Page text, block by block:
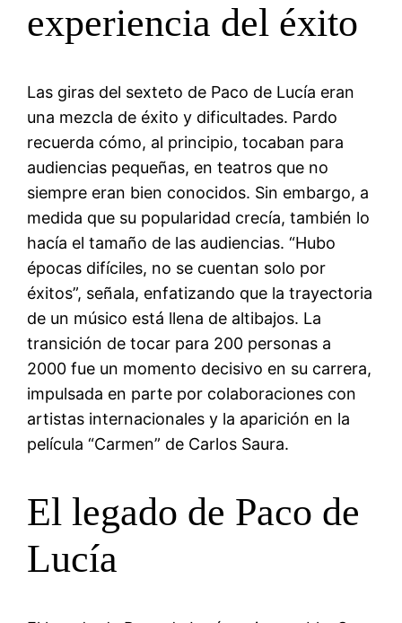
experiencia del éxito
Las giras del sexteto de Paco de Lucía eran
una mezcla de éxito y dificultades. Pardo
recuerda cómo, al principio, tocaban para
audiencias pequeñas, en teatros que no
siempre eran bien conocidos. Sin embargo, a
medida que su popularidad crecía, también lo
hacía el tamaño de las audiencias. “Hubo
épocas difíciles, no se cuentan solo por
éxitos”, señala, enfatizando que la trayectoria
de un músico está llena de altibajos. La
transición de tocar para 200 personas a
2000 fue un momento decisivo en su carrera,
impulsada en parte por colaboraciones con
artistas internacionales y la aparición en la
película “Carmen” de Carlos Saura.
El legado de Paco de
Lucía